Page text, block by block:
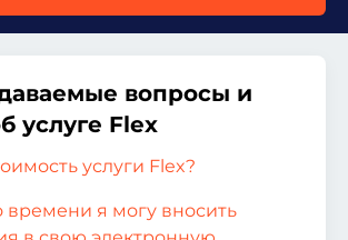
вопросы и
услуге Flex
услуги Flex?
времени я могу вносить